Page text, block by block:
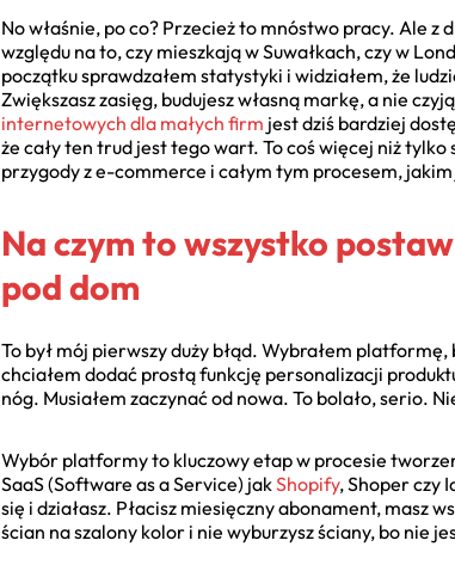
No właśnie, po co? Przecież to mnóstwo pracy. Ale
względu na to, czy mieszkają w Suwałkach, czy w
początku sprawdzałem statystyki i widziałem, że
Zwiększasz zasięg, budujesz własną markę, a nie
internetowych dla małych firm jest dziś bardziej
że cały ten trud jest tego wart. To coś więcej niż
przygody z e-commerce i całym tym procesem,
Na czym to wszystko
pod dom
To był mój pierwszy duży błąd. Wybrałem
chciałem dodać prostą funkcję personalizacji
nóg. Musiałem zaczynać od nowa. To bolało, serio.
Wybór platformy to kluczowy etap w procesie
SaaS (Software as a Service) jakShopify, Shoper czy
się i działasz. Płacisz miesięczny abonament, masz
ścian na szalony kolor i nie wyburzysz ściany, bo nie